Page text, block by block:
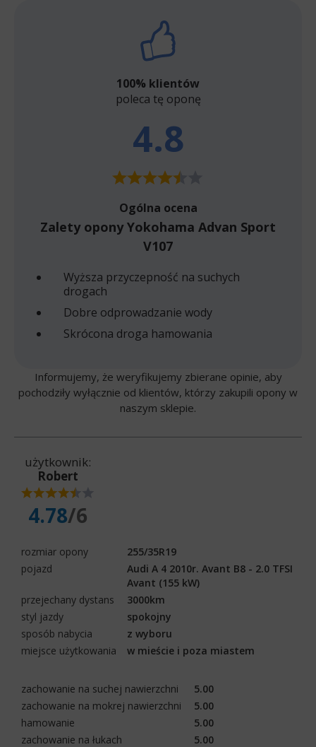
100% klientów
poleca tę oponę
4.8
Ogólna ocena
Zalety opony Yokohama Advan Sport
V107
Wyższa przyczepność na suchych
drogach
Dobre odprowadzanie wody
Skrócona droga hamowania
Informujemy, że weryfikujemy zbierane opinie, aby
pochodziły wyłącznie od klientów, którzy zakupili opony w
naszym sklepie.
użytkownik:
Robert
4.78/6
rozmiar opony
255/35R19
pojazd
Audi A 4 2010r. Avant B8 - 2.0 TFSI
Avant (155 kW)
przejechany dystans
3000km
styl jazdy
spokojny
sposób nabycia
z wyboru
miejsce użytkowania
w mieście i poza miastem
zachowanie na suchej nawierzchni
5.00
zachowanie na mokrej nawierzchni
5.00
hamowanie
5.00
zachowanie na łukach
5.00